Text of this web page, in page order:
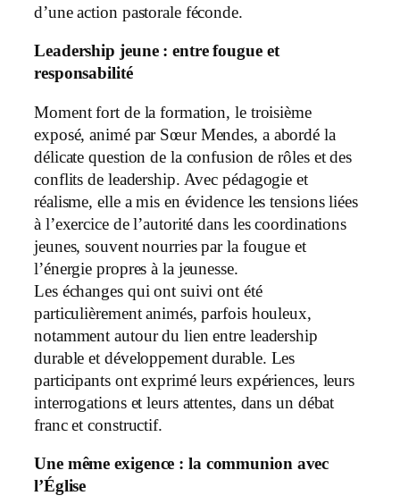
d’une action pastorale féconde.
Leadership jeune : entre fougue et
responsabilité
Moment fort de la formation, le troisième
exposé, animé par Sœur Mendes, a abordé la
délicate question de la confusion de rôles et des
conflits de leadership. Avec pédagogie et
réalisme, elle a mis en évidence les tensions liées
à l’exercice de l’autorité dans les coordinations
jeunes, souvent nourries par la fougue et
l’énergie propres à la jeunesse.
Les échanges qui ont suivi ont été
particulièrement animés, parfois houleux,
notamment autour du lien entre leadership
durable et développement durable. Les
participants ont exprimé leurs expériences, leurs
interrogations et leurs attentes, dans un débat
franc et constructif.
Une même exigence : la communion avec
l’Église